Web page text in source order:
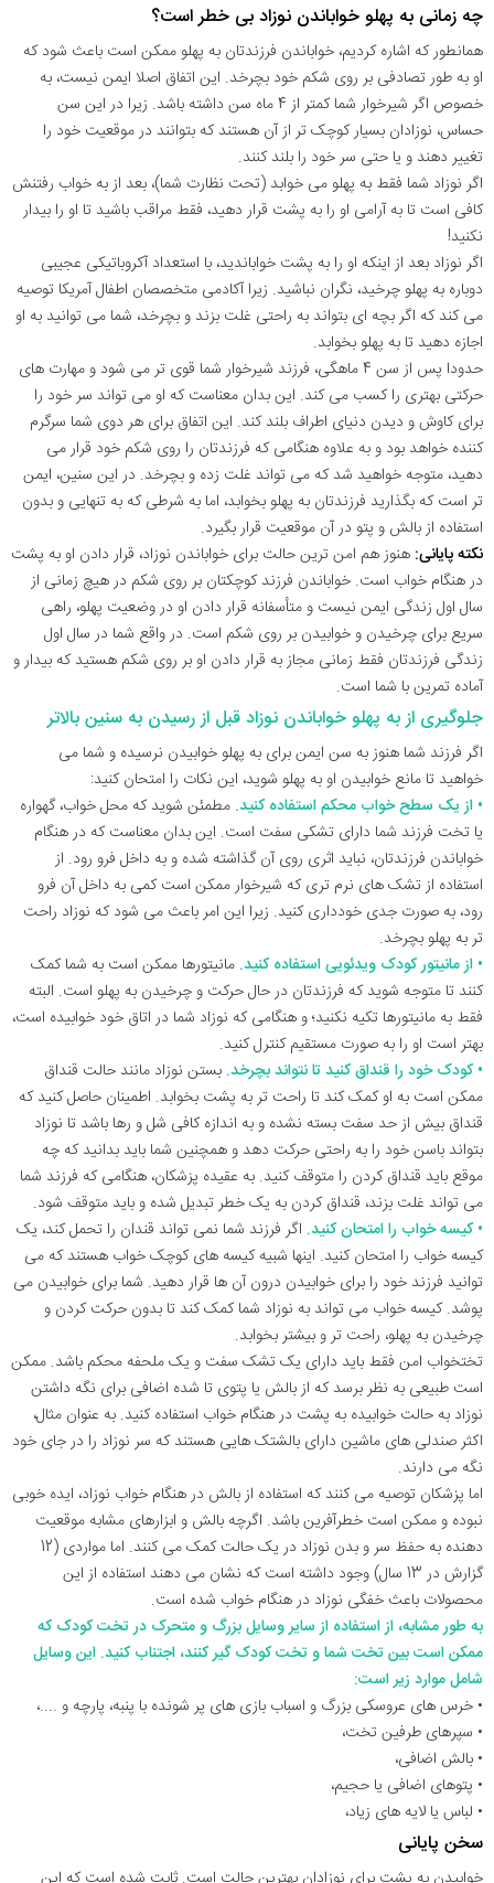
چه زمانی به پهلو خواباندن نوزاد بی خطر است؟
همانطور که اشاره کردیم، خواباندن فرزندتان به پهلو ممکن است باعث شود که
او به طور تصادفی بر روی شکم خود بچرخد. این اتفاق اصلا ایمن نیست، به
خصوص اگر شیرخوار شما کمتر از 4 ماه سن داشته باشد. زیرا در این سن
حساس، نوزادان بسیار کوچک تر از آن هستند که بتوانند در موقعیت خود را
تغییر دهند و یا حتی سر خود را بلند کنند.
اگر نوزاد شما فقط به پهلو می خوابد (تحت نظارت شما)، بعد از به خواب رفتنش
کافی است تا به آرامی او را به پشت قرار دهید، فقط مراقب باشید تا او را بیدار
نکنید!
اگر نوزاد بعد از اینکه او را به پشت خواباندید، با استعداد آکروباتیکی عجیبی
دوباره به پهلو چرخید، نگران نباشید. زیرا آکادمی متخصصان اطفال آمریکا توصیه
می کند که اگر بچه ای بتواند به راحتی غلت بزند و بچرخد، شما می توانید به او
اجازه دهید تا به پهلو بخوابد.
حدودا پس از سن 4 ماهگی، فرزند شیرخوار شما قوی تر می شود و مهارت های
حرکتی بهتری را کسب می کند. این بدان معناست که او می تواند سر خود را
برای کاوش و دیدن دنیای اطراف بلند کند. این اتفاق برای هر دوی شما سرگرم
کننده خواهد بود و به علاوه هنگامی که فرزندتان را روی شکم خود قرار می
دهید، متوجه خواهید شد که می تواند غلت زده و بچرخد. در این سنین، ایمن
تر است که بگذارید فرزندتان به پهلو بخوابد، اما به شرطی که به تنهایی و بدون
استفاده از بالش و پتو در آن موقعیت قرار بگیرد.
نکته پایانی: هنوز هم امن ترین حالت برای خواباندن نوزاد، قرار دادن او به پشت
در هنگام خواب است. خواباندن فرزند کوچکتان بر روی شکم در هیچ زمانی از
سال اول زندگی ایمن نیست و متأسفانه قرار دادن او در وضعیت پهلو، راهی
سریع برای چرخیدن و خوابیدن بر روی شکم است. در واقع شما در سال اول
زندگی فرزندتان فقط زمانی مجاز به قرار دادن او بر روی شکم هستید که بیدار و
آماده تمرین با شما است.
جلوگیری از به پهلو خواباندن نوزاد قبل از رسیدن به سنین بالاتر
اگر فرزند شما هنوز به سن ایمن برای به پهلو خوابیدن نرسیده و شما می
خواهید تا مانع خوابیدن او به پهلو شوید، این نکات را امتحان کنید:
• از یک سطح خواب محکم استفاده کنید. مطمئن شوید که محل خواب، گهواره
یا تخت فرزند شما دارای تشکی سفت است. این بدان معناست که در هنگام
خواباندن فرزندتان، نباید اثری روی آن گذاشته شده و به داخل فرو رود. از
استفاده از تشک های نرم تری که شیرخوار ممکن است کمی به داخل آن فرو
رود، به صورت جدی خودداری کنید. زیرا این امر باعث می شود که نوزاد راحت
تر به پهلو بچرخد.
• از مانیتور کودک ویدئویی استفاده کنید. مانیتورها ممکن است به شما کمک
کنند تا متوجه شوید که فرزندتان در حال حرکت و چرخیدن به پهلو است. البته
فقط به مانیتورها تکیه نکنید؛ و هنگامی که نوزاد شما در اتاق خود خوابیده است،
بهتر است او را به صورت مستقیم کنترل کنید.
• کودک خود را قنداق کنید تا نتواند بچرخد. بستن نوزاد مانند حالت قنداق
ممکن است به او کمک کند تا راحت تر به پشت بخوابد. اطمینان حاصل کنید که
قنداق بیش از حد سفت بسته نشده و به اندازه کافی شل و رها باشد تا نوزاد
بتواند باسن خود را به راحتی حرکت دهد و همچنین شما باید بدانید که چه
موقع باید قنداق کردن را متوقف کنید. به عقیده پزشکان، هنگامی که فرزند شما
می تواند غلت بزند، قنداق کردن به یک خطر تبدیل شده و باید متوقف شود.
• کیسه خواب را امتحان کنید. اگر فرزند شما نمی تواند قندان را تحمل کند، یک
کیسه خواب را امتحان کنید. اینها شبیه کیسه های کوچک خواب هستند که می
توانید فرزند خود را برای خوابیدن درون آن ها قرار دهید. شما برای خوابیدن می
پوشد. کیسه خواب می تواند به نوزاد شما کمک کند تا بدون حرکت کردن و
چرخیدن به پهلو، راحت تر و بیشتر بخوابد.
تختخواب امن فقط باید دارای یک تشک سفت و یک ملحفه محکم باشد. ممکن
است طبیعی به نظر برسد که از بالش یا پتوی تا شده اضافی برای نگه داشتن
نوزاد به حالت خوابیده به پشت در هنگام خواب استفاده کنید. به عنوان مثال،
اکثر صندلی های ماشین دارای بالشتک هایی هستند که سر نوزاد را در جای خود
نگه می دارند.
اما پزشکان توصیه می کنند که استفاده از بالش در هنگام خواب نوزاد، ایده خوبی
نبوده و ممکن است خطرآفرین باشد. اگرچه بالش و ابزارهای مشابه موقعیت
دهنده به حفظ سر و بدن نوزاد در یک حالت کمک می کنند. اما مواردی (12
گزارش در 13 سال) وجود داشته است که نشان می دهند استفاده از این
محصولات باعث خفگی نوزاد در هنگام خواب شده است.
به طور مشابه، از استفاده از سایر وسایل بزرگ و متحرک در تخت کودک که
ممکن است بین تخت شما و تخت کودک گیر کنند، اجتناب کنید. این وسایل
شامل موارد زیر است:
• خرس های عروسکی بزرگ و اسباب بازی های پر شونده با پنبه، پارچه و ....،
• سپرهای طرفین تخت،
• بالش اضافی،
• پتوهای اضافی یا حجیم،
• لباس یا لایه های زیاد،
سخن پایانی